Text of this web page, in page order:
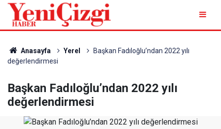
Anasayfa Yerel
Başkan Fadıloğlu’ndan 2022 yılı
değerlendirmesi
Başkan Fadıloğlu’ndan 2022 yılı
değerlendirmesi